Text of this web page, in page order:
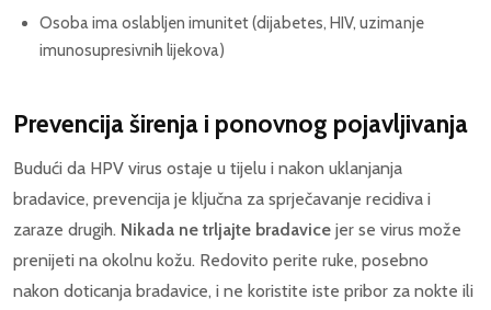
Osoba ima oslabljen imunitet (dijabetes, HIV, uzimanje
imunosupresivnih lijekova)
Prevencija širenja i ponovnog pojavljivanja
Budući da HPV virus ostaje u tijelu i nakon uklanjanja
bradavice, prevencija je ključna za sprječavanje recidiva i
zaraze drugih. Nikada ne trljajte bradavice jer se virus može
prenijeti na okolnu kožu. Redovito perite ruke, posebno
nakon doticanja bradavice, i ne koristite iste pribor za nokte ili